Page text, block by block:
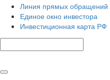
Линия прямых обращений
Единое окно инвестора
Инвестиционная карта РФ